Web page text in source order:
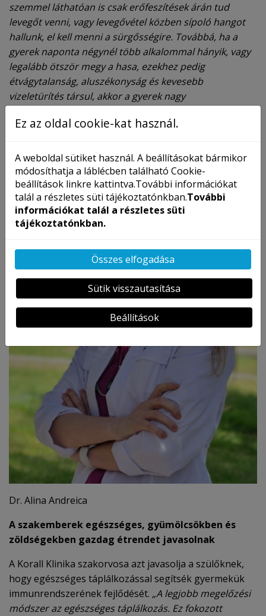
szemmel láthatóan is csak erőfeszítések árán tud
levegőt venni, vagy levegővétel közben sípoló hangot
hallunk, el kell menni a sürgősségire. Továbbá, ha a
gyerek naponta négynél több alkalommal hányik, vagy
legalább ötször megy a hasa, ezekhez pedig
étvágytalanság, aluszékonyság és kevesebb
vizeletürítés társul, akkor a gyerek nagy
infúzió bekötésével tudnak orvosolni”– magyarázza dr.
Dr. Alina Andreica
A szakemberek egészséges, gyümölcsökben és
zöldségekben gazdag étrendet javasolnak
A Korall Klinika szakorvosa azt javasolja a szülőknek,
hogy egészséges táplálkozással segítsék gyermekük
immunrendszerének fejlődését. „A legjobb megelőzési
módszer az egészséges táplálkozás. Ez fokozott
Ez az oldal cookie-kat használ.
A weboldal sütiket használ. A beállításokat bármikor
módosíthatja a láblécben található Cookie-
beállítások linkre kattintva.További információkat
talál a részletes süti tájékoztatónkban.További
információkat talál a részletes süti
tájékoztatónkban.
Összes elfogadása
Sütik visszautasítása
Beállítások